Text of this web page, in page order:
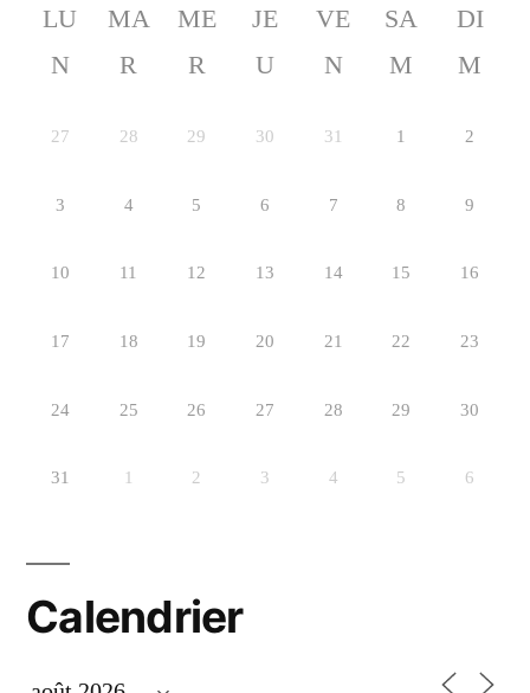
LU
N
MA
R
ME
R
JE
U
VE
N
SA
M
DI
M
27 28 29 30 31 1 2
3 4 5 6 7 8 9
10 11 12 13 14 15 16
17 18 19 20 21 22 23
24 25 26 27 28 29 30
31 1 2 3 4 5 6
Calendrier